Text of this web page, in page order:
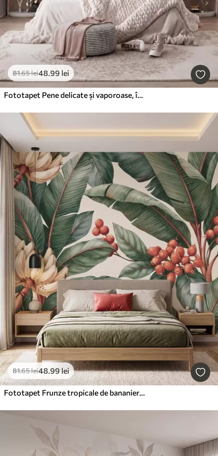
81.65lei48.99 lei
Fototapet Pene delicate și vaporoase, într-o nuanță de roz-piersică cu reflexii strălucitoare
81.65lei48.99 lei
Fototapet Frunze tropicale de bananier cu ciorchini de boabe roșii de cafea, în stil acuarelă